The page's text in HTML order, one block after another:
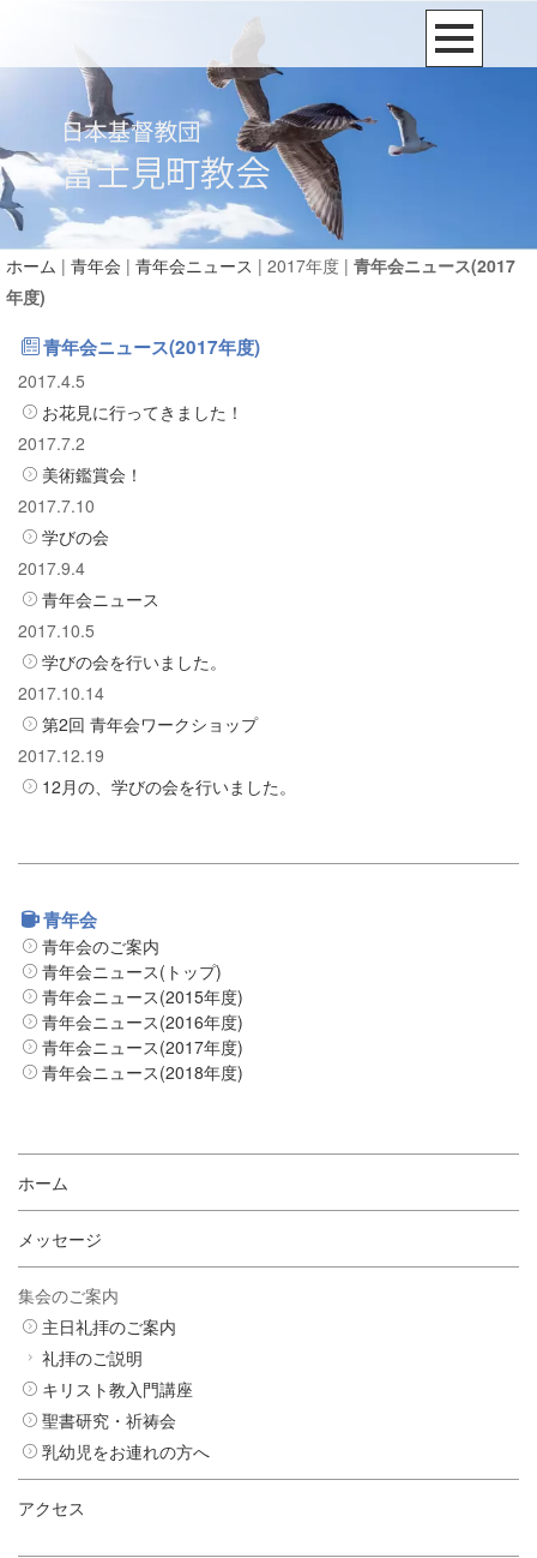
ホーム | 青年会 | 青年会ニュース | 2017年度 | 青年会ニュース(2017
年度)
青年会ニュース(2017年度)
2017.4.5
お花見に行ってきました！
2017.7.2
美術鑑賞会！
2017.7.10
学びの会
2017.9.4
青年会ニュース
2017.10.5
学びの会を行いました。
2017.10.14
第2回 青年会ワークショップ
2017.12.19
12月の、学びの会を行いました。
青年会
青年会のご案内
青年会ニュース(トップ)
青年会ニュース(2015年度)
青年会ニュース(2016年度)
青年会ニュース(2017年度)
青年会ニュース(2018年度)
ホーム
メッセージ
集会のご案内
主日礼拝のご案内
礼拝のご説明
キリスト教入門講座
聖書研究・祈祷会
乳幼児をお連れの方へ
アクセス